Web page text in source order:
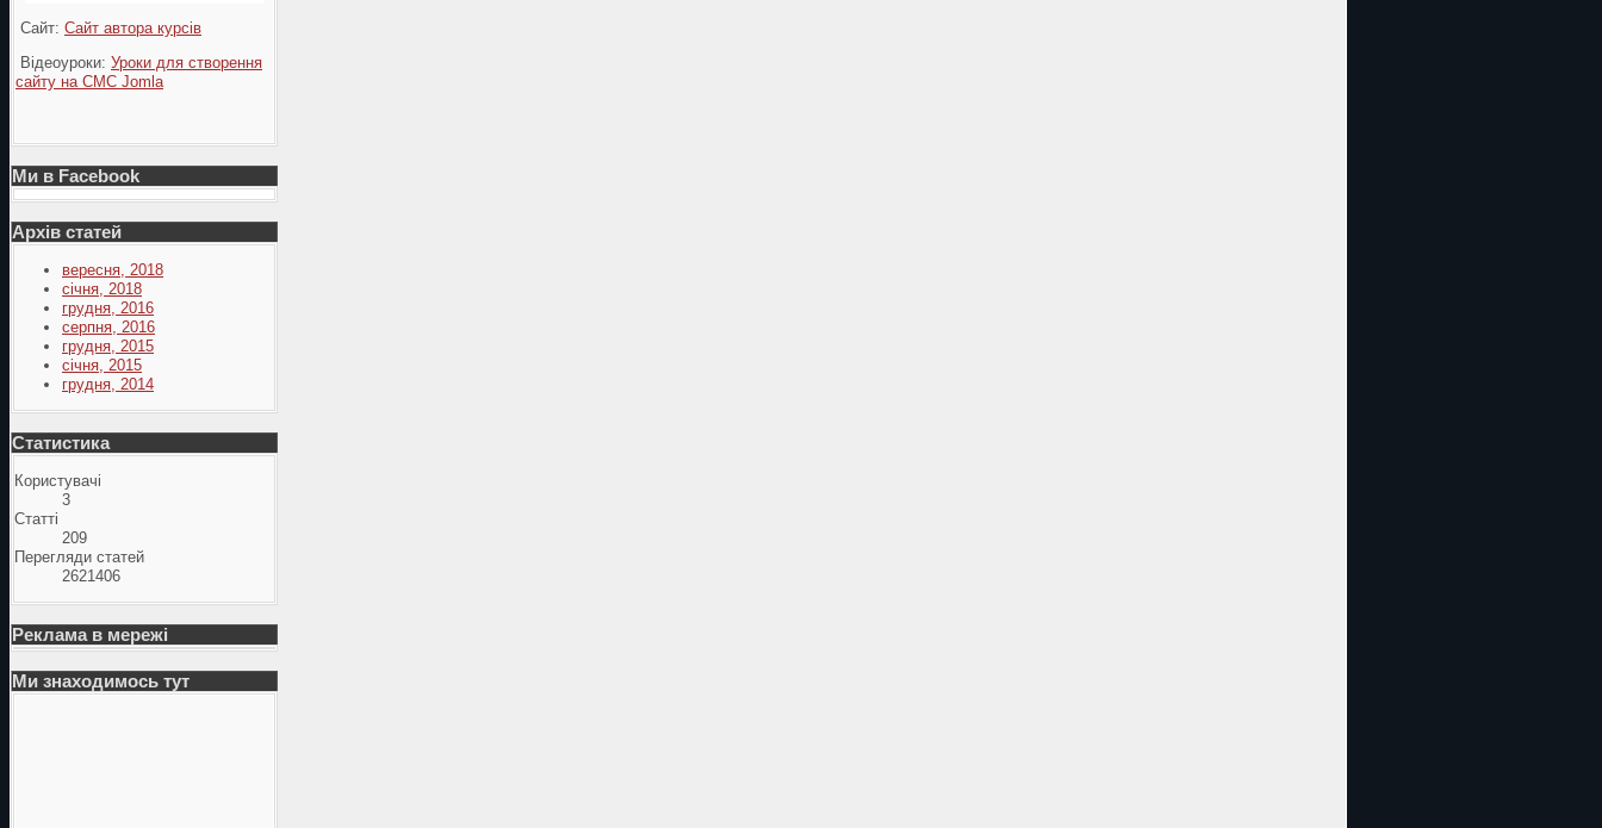
Сайт: Сайт автора курсів
Відеоуроки: Уроки для створення
сайту на СМС Jomla
Ми в Facebook
Архів статей
вересня, 2018
січня, 2018
грудня, 2016
серпня, 2016
грудня, 2015
січня, 2015
грудня, 2014
Статистика
Користувачі
3
Статті
209
Перегляди статей
2621406
Реклама в мережі
Ми знаходимось тут